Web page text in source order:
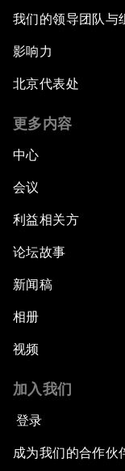
我们的领导团队与
影响力
北京代表处
更多内容
中心
会议
利益相关方
论坛故事
新闻稿
相册
视频
加入我们
登录
成为我们的合作伙